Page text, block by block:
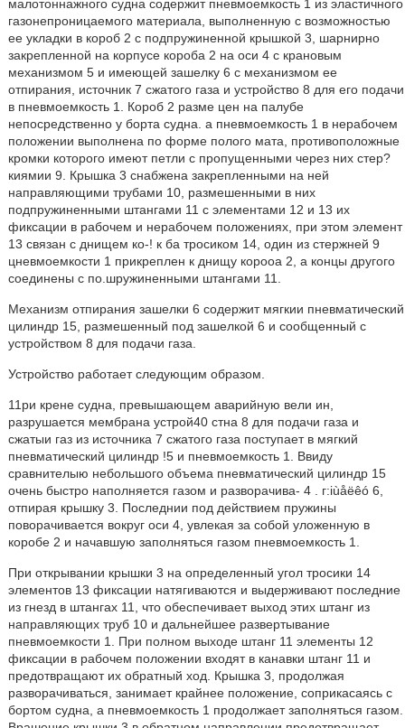
малотоннажного судна содержит пневмоемкость 1 из эластичного
газонепроницаемого материала, выполненную с возможностью
ее укладки в короб 2 с подпружиненной крышкой 3, шарнирно
закрепленной на корпусе короба 2 на оси 4 с крановым
механизмом 5 и имеющей зашелку 6 с механизмом ее
отпирания, источник 7 сжатого газа и устройство 8 для его подачи
в пневмоемкость 1. Короб 2 разме цен на палубе
непосредственно у борта судна. а пневмоемкость 1 в нерабочем
положении выполнена по форме полого мата, противоположные
кромки которого имеют петли с пропущенными через них стер?
киямии 9. Крышка 3 снабжена закрепленными на ней
направляющими трубами 10, размешенными в них
подпружиненными штангами 11 с элементами 12 и 13 их
фиксации в рабочем и нерабочем положениях, при этом элемент
13 связан с днищем ко-! к ба тросиком 14, один из стержней 9
цневмоемкости 1 прикреплен к днищу корооа 2, а концы другого
соединены с по.шружиненными штангами 11.
Механизм отпирания зашелки 6 содержит мягкии пневматический
цилиндр 15, размешенный под зашелкой 6 и сообщенный с
устройством 8 для подачи газа.
Устройство работает следующим образом.
11ри крене судна, превышающем аварийную вели ин,
разрушается мембрана устрой40 стна 8 для подачи газа и
сжатыи газ из источника 7 сжатого газа поступает в мягкий
пневматический цилиндр !5 и пневмоемкость 1. Ввиду
сравнителыю небольшого объема пневматический цилиндр 15
очень быстро наполняется газом и разворачива- 4 . г:iùåëêó 6,
отпирая крышку 3. Последнии под действием пружины
поворачивается вокруг оси 4, увлекая за собой уложенную в
коробе 2 и начавшую заполняться газом пневмоемкость 1.
При открывании крышки 3 на определенный угол тросики 14
элементов 13 фиксации натягиваются и выдерживают последние
из гнезд в штангах 11, что обеспечивает выход этих штанг из
направляющих труб 10 и дальнейшее развертывание
пневмоемкости 1. При полном выходе штанг 11 элементы 12
фиксации в рабочем положении входят в канавки штанг 11 и
предотвращают их обратный ход. Крышка 3, продолжая
разворачиваться, занимает крайнее положение, соприкасаясь с
бортом судна, а пневмоемкость 1 продолжает заполняться газом.